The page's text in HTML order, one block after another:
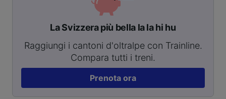
La Svizzera più bella la la hi hu
Raggiungi i cantoni d'oltralpe con Trainline.
Compara tutti i treni.
Prenota ora